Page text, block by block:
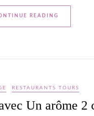
READING
RESTAURANTS TOURS
Un arôme 2